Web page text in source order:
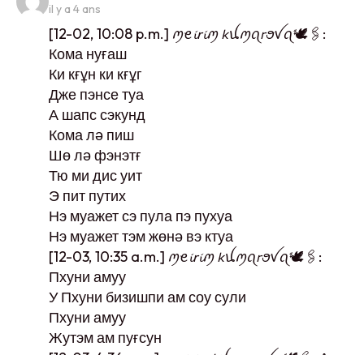
il y a 4 ans
[12-02, 10:08 p.m.] ꪑꫀ𝓲𝘳𝓲ꪑ 𝘬ꪊꪑꪖ𝘳ꪮꪜꪖ🕊️🖇️:
Кома нуғаш
Ки кғұн ки кғұг
Дже пэнсе туа
А шапс сэкунд
Кома лә пиш
Шө лә фэнэтғ
Тю ми дис уит
Э пит путих
Нэ муажет сэ пула пэ пухуа
Нэ муажет тэм жөнә вэ ктуа
[12-03, 10:35 a.m.] ꪑꫀ𝓲𝘳𝓲ꪑ 𝘬ꪊꪑꪖ𝘳ꪮꪜꪖ🕊️🖇️:
Пхуни амуу
У Пхуни бизишпи ам соу сули
Пхуни амуу
Жутэм ам пуғсун